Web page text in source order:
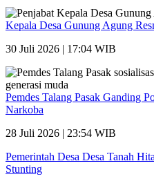
Kepala Desa Gunung Agung
30 Juli 2026 | 17:04 WIB
Pemdes Talang Pasak Ganding
Narkoba
28 Juli 2026 | 23:54 WIB
Pemerintah Desa Desa Tanah
Stunting